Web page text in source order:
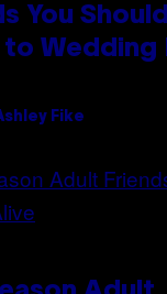
You
Wedding
Fike